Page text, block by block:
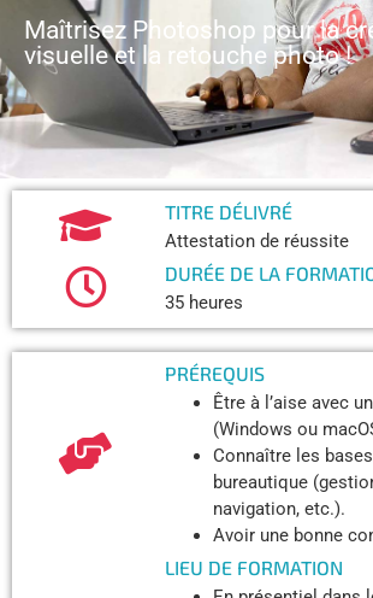
Maîtrisez Photoshop pour la
visuelle et la retouche photo !
TITRE DÉLIVRÉ​
Attestation de réussite
DURÉE DE LA
35 heures
PRÉREQUIS
Être à l’aise avec
(Windows ou
Connaître les
bureautique
navigation, etc.).
Avoir une bonne
LIEU DE FORMATION